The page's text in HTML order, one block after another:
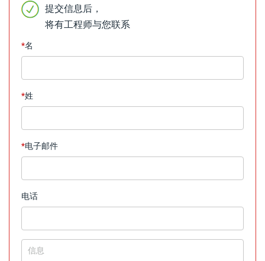
提交信息后，
将有工程师与您联系
*名
*姓
*电子邮件
电话